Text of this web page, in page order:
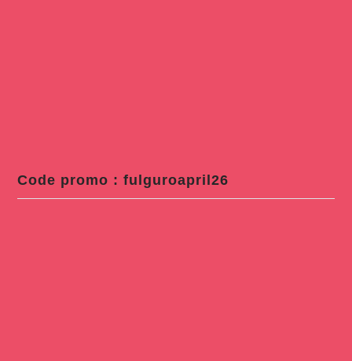
Code promo : fulguroapril26